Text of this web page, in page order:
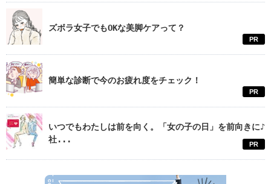
ズボラ女子でもOKな美脚ケアって？
PR
簡単な診断で今のお疲れ度をチェック！
PR
いつでもわたしは前を向く。「女の子の日」を前向きに♪
社...
PR